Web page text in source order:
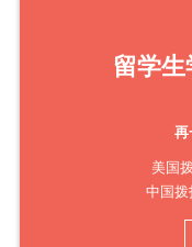
留学
再
美国
中国